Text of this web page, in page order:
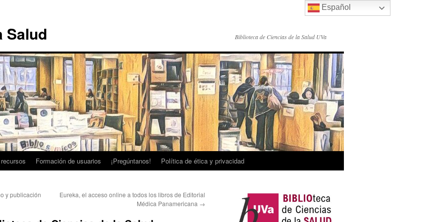
Salud Biblioteca de Ciencias de la Salud UVa
Formación de usuarios ¡Pregúntanos! Política de ética y privacidad
y publicación
Eureka, el acceso online a todos los libros de Editorial
Médica Panamericana →
Español